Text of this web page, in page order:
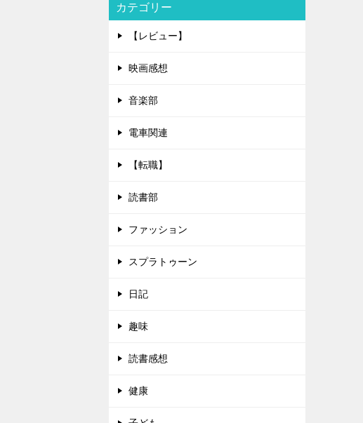
カテゴリー
【レビュー】
映画感想
音楽部
電車関連
【転職】
読書部
ファッション
スプラトゥーン
日記
趣味
読書感想
健康